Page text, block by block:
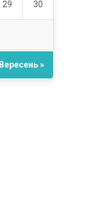
29 30
Вересень »